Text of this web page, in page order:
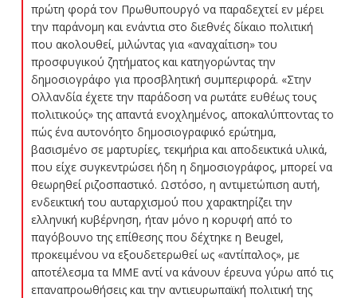
πρώτη φορά τον Πρωθυπουργό να παραδεχτεί εν μέρει
την παράνομη και ενάντια στο διεθνές δίκαιο πολιτική
που ακολουθεί, μιλώντας για «αναχαίτιση» του
προσφυγικού ζητήματος και κατηγορώντας την
δημοσιογράφο για προσβλητική συμπεριφορά. «Στην
Ολλανδία έχετε την παράδοση να ρωτάτε ευθέως τους
πολιτικούς» της απαντά ενοχλημένος, αποκαλύπτοντας το
πώς ένα αυτονόητο δημοσιογραφικό ερώτημα,
βασισμένο σε μαρτυρίες, τεκμήρια και αποδεικτικά υλικά,
που είχε συγκεντρώσει ήδη η δημοσιογράφος, μπορεί να
θεωρηθεί ριζοσπαστικό. Ωστόσο, η αντιμετώπιση αυτή,
ενδεικτική του αυταρχισμού που χαρακτηρίζει την
ελληνική κυβέρνηση, ήταν μόνο η κορυφή από το
παγόβουνο της επίθεσης που δέχτηκε η Beugel,
προκειμένου να εξουδετερωθεί ως «αντίπαλος», με
αποτέλεσμα τα ΜΜΕ αντί να κάνουν έρευνα γύρω από τις
επαναπροωθήσεις και την αντιευρωπαϊκή πολιτική της